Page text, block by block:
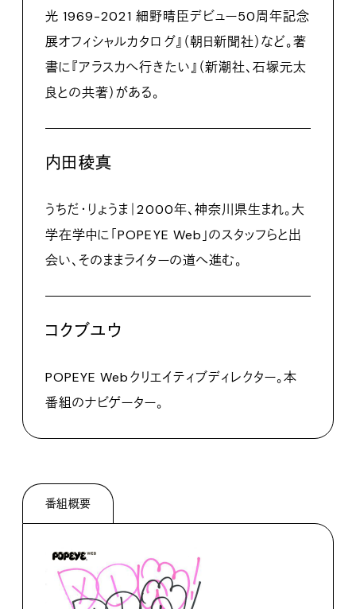
光 1969-2021 細野晴臣デビュー50周年記念
展オフィシャルカタログ』（朝日新聞社）など。著
書に『アラスカへ行きたい』（新潮社、石塚元太
良との共著）がある。
内田稜真
うちだ・りょうま｜2000年、神奈川県生まれ。大
学在学中に「POPEYE Web」のスタッフらと出
会い、そのままライターの道へ進む。
コクブユウ
POPEYE Webクリエイティブディレクター。本
番組のナビゲーター。
番組概要